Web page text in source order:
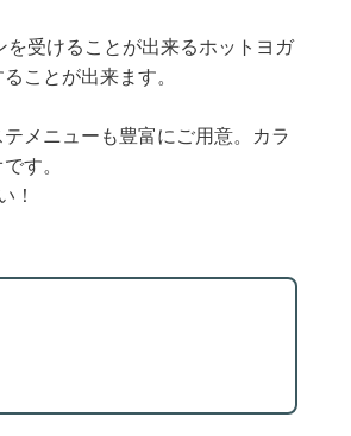
受けることが出来るホットヨガ
ことが出来ます。
メニューも豊富にご用意。カラ
す。
！